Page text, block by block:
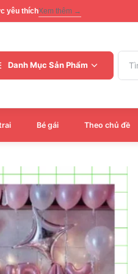
yêu thíchXem thêm →
Danh Mục Sản Phẩm
Tìm
kiếm:
Bé gái Theo chủ đề